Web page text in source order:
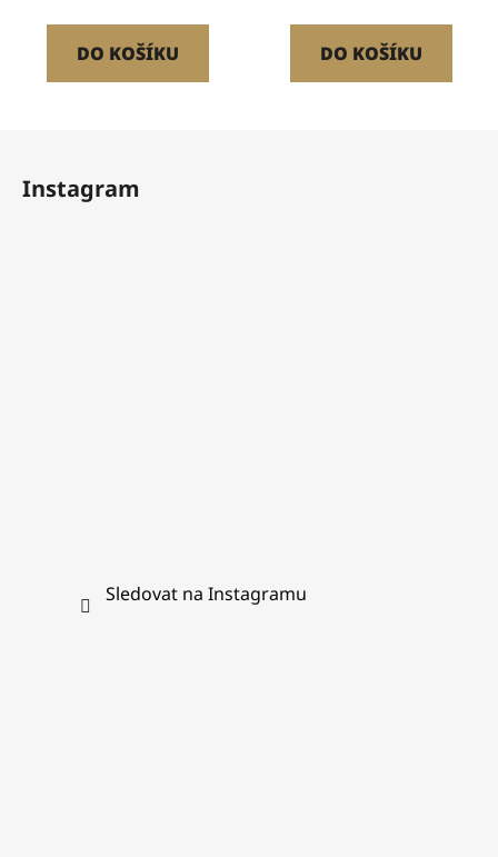
DO KOŠÍKU DO KOŠÍKU
Instagram
Sledovat na Instagramu